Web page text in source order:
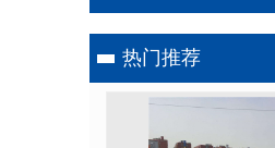
热门推荐